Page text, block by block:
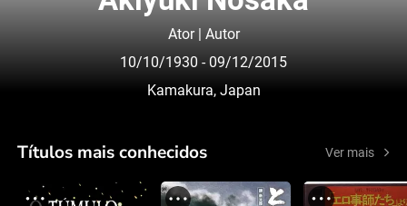
Ator | Autor
10/10/1930 - 09/12/2015
Kamakura, Japan
Títulos mais conhecidos Ver mais